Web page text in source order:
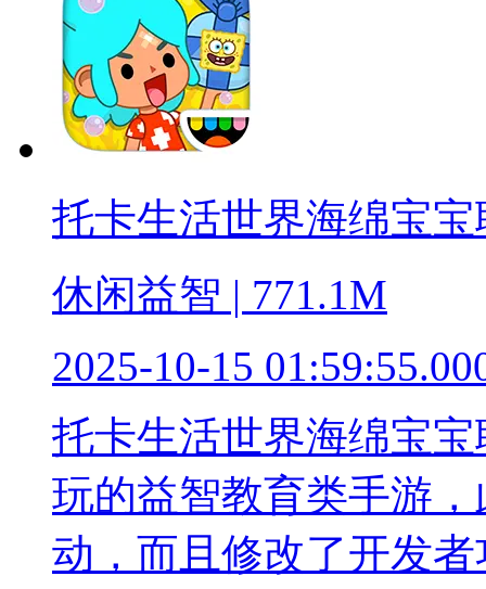
托卡生活世界海绵宝
休闲益智 | 771.1M
2025-10-15
托卡生活世界海绵宝
玩的益智教育类手游
动，而且修改了开发